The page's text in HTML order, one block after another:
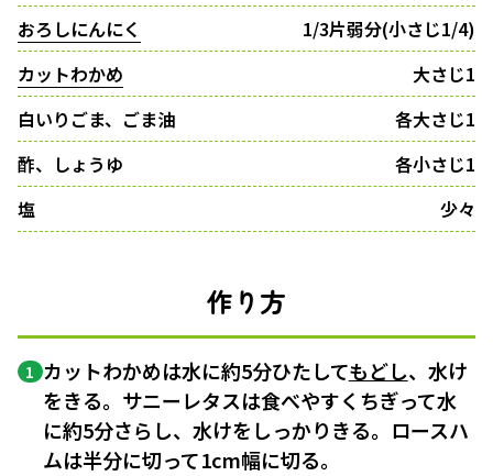
おろしにんにく
1/3片弱分(小さじ1/4)
カットわかめ
大さじ1
白いりごま、ごま油
各大さじ1
酢、しょうゆ
各小さじ1
塩
少々
作り方
1 カットわかめは水に約5分ひたしてもどし、水け
をきる。サニーレタスは食べやすくちぎって水
に約5分さらし、水けをしっかりきる。ロースハ
ムは半分に切って1cm幅に切る。